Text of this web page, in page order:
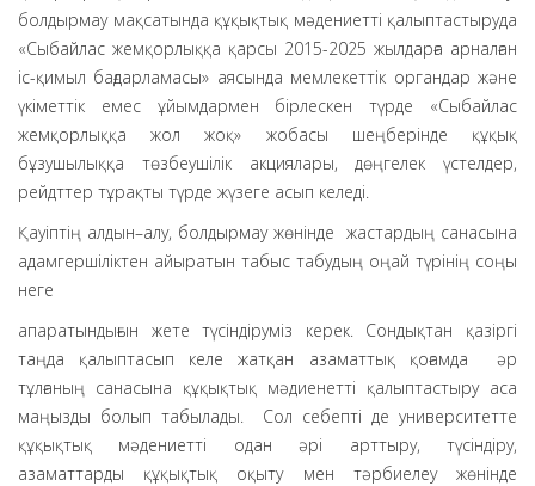
болдырмау мақсатында құқықтық мәдениетті қалыптастыруда
«Сыбайлас жемқорлыққа қарсы 2015-2025 жылдарға арналған
іс-қимыл бағдарламасы» аясында мемлекеттік органдар және
үкіметтік емес ұйымдармен бірлескен түрде «Сыбайлас
жемқорлыққа жол жоқ» жобасы шеңберінде құқық
бұзушылыққа төзбеушілік акциялары, дөңгелек үстелдер,
рейдттер тұрақты түрде жүзеге асып келеді.
Қауіптің алдын–алу, болдырмау жөнінде жастардың санасына
адамгершіліктен айыратын табыс табудың оңай түрінің соңы
неге
апаратындығын жете түсіндіруміз керек. Сондықтан қазіргі
таңда қалыптасып келе жатқан азаматтық қоғамда әр
тұлғаның санасына құқықтық мәдиенетті қалыптастыру аса
маңызды болып табылады. Сол себепті де университетте
құқықтық мәдениетті одан әрі арттыру, түсіндіру,
азаматтарды құқықтық оқыту мен тәрбиелеу жөнінде